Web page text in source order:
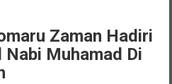
Zaman Hadiri
Muhamad Di